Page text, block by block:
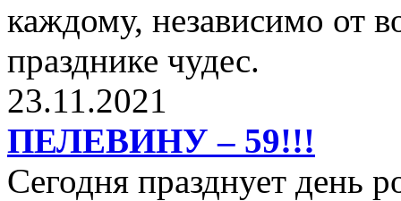
каждому, независимо от
празднике чудес.
23.11.2021
ПЕЛЕВИНУ – 59!!!
Сегодня празднует день